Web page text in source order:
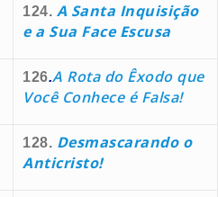
124. A Santa Inquisição
e a Sua Face Escusa
126.A Rota do Êxodo que
Você Conhece é Falsa!
128. Desmascarando o
Anticristo!